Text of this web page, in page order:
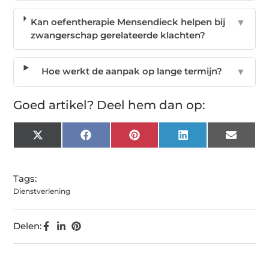
Kan oefentherapie Mensendieck helpen bij
zwangerschap gerelateerde klachten?
▼
Hoe werkt de aanpak op lange termijn? ▼
Goed artikel? Deel hem dan op:
X
(Twitter)
FacebookPinterest LinkedIn Email
Tags:
Dienstverlening
Delen: